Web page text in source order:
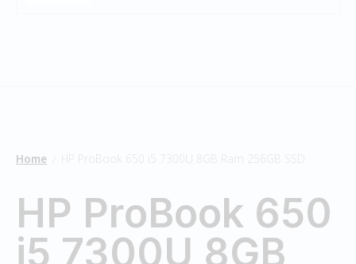
Home HP ProBook 650 i5 7300U 8GB Ram 256GB SSD
HP ProBook 650
i5 7300U 8GB